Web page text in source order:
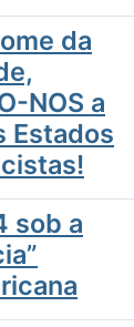
da
NOS a
Estados
sob a